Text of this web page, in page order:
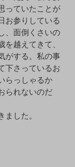
っていたことが
お参りしている
、面倒くさいの
を越えてきて、
がする。私の事
下さっているお
らっしゃるか
られないのだ
した。